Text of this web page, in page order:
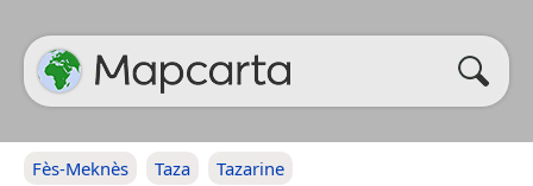
Fès-Meknès Taza Tazarine